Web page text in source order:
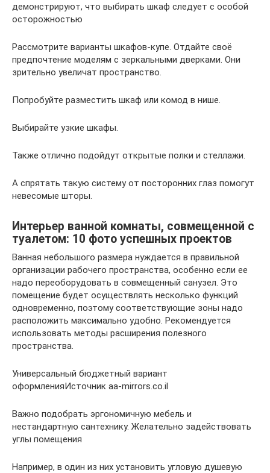
демонстрируют, что выбирать шкаф следует с особой
осторожностью
Рассмотрите варианты шкафов-купе. Отдайте своё
предпочтение моделям с зеркальными дверками. Они
зрительно увеличат пространство.
Попробуйте разместить шкаф или комод в нише.
Выбирайте узкие шкафы.
Также отлично подойдут открытые полки и стеллажи.
А спрятать такую систему от посторонних глаз помогут
невесомые шторы.
Интерьер ванной комнаты, совмещенной с
туалетом: 10 фото успешных проектов
Ванная небольшого размера нуждается в правильной
организации рабочего пространства, особенно если ее
надо переоборудовать в совмещенный санузел. Это
помещение будет осуществлять несколько функций
одновременно, поэтому соответствующие зоны надо
расположить максимально удобно. Рекомендуется
использовать методы расширения полезного
пространства.
Универсальный бюджетный вариант
оформленияИсточник aa-mirrors.co.il
Важно подобрать эргономичную мебель и
нестандартную сантехнику. Желательно задействовать
углы помещения
Например, в один из них установить угловую душевую